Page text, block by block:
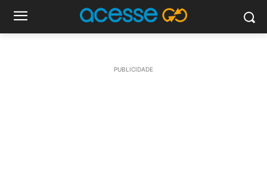
PUBLICIDADE